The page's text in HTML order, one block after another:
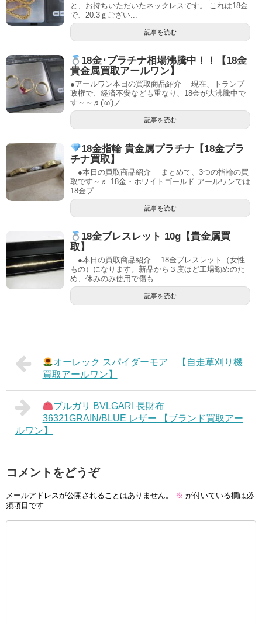
と、お持ちいただいたネックレスです。 これは18金
で、20.3ｇござい...
記事を読む
18金･プラチナ相場沸騰中！！【18金
貴金属買取アールワン】
●アールワン本日の買取商品紹介 現在、トランプ
政権で、経済不安なども重なり、18金が大沸騰中で
す～～♬('ω')ノ ...
記事を読む
18金指輪 貴金属プラチナ【18金プラ
チナ買取】
●本日の買取商品紹介 まとめて、3つの指輪の買
取です～♬ 18金・ホワイトゴールド アールワンでは
18金プ...
記事を読む
18金ブレスレット 10g【貴金属買
取】
●本日の買取商品紹介 18金ブレスレット（女性
もの）になります。新品から３度ほど工場勤めのた
め、休みのみ使用で傷も...
記事を読む
オーレック スパイダーモア 【自走草刈り機
買取アールワン】
ブルガリ BVLGARI 長財布
36321GRAIN/BLUE レザー 【ブランド買取アー
ルワン】
コメントをどうぞ
メールアドレスが公開されることはありません。 ※ が付いている欄は必
須項目です